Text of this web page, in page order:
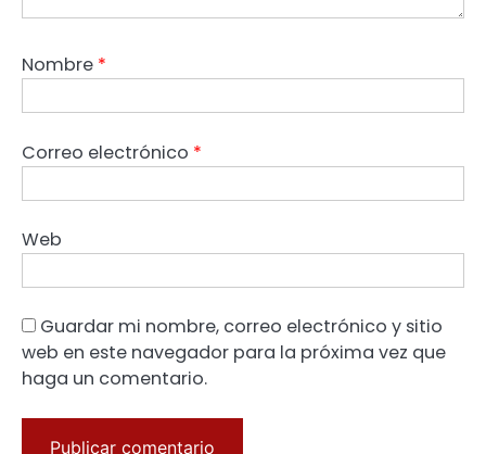
Nombre *
Correo electrónico *
Web
Guardar mi nombre, correo electrónico y sitio
web en este navegador para la próxima vez que
haga un comentario.